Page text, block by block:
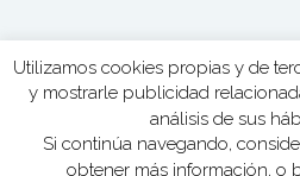
Utilizamos cookies propias y de
y mostrarle publicidad
análisis de sus
Si continúa navegando,
obtener más información, o